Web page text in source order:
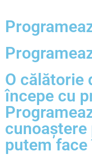
O călătorie
începe cu
cunoaștere
putem